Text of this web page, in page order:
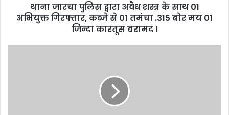
थाना जारचा पुलिस द्वारा अवैध शस्त्र के साथ 01
अभियुक्त गिरफ्तार, कब्जे से 01 तमंचा .315 बोर मय 01
जिन्दा कारतूस बरामद ।